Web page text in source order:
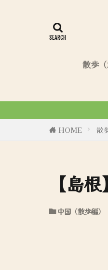
散歩
HOME 散
【島
中国（散歩編）